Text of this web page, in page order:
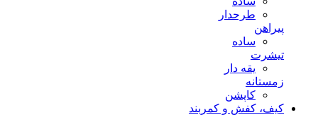
طرحدار
پیراهن
ساده
تیشرت
یقه دار
زمستانه
کاپشن
کیف، کفش و کمربند